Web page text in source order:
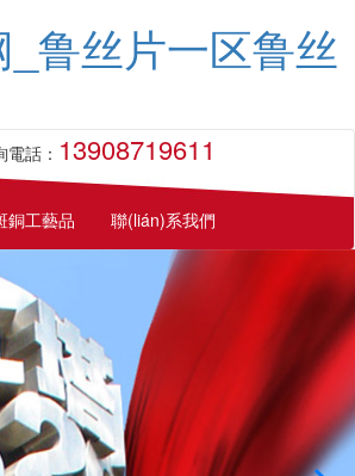
鲁丝片一区鲁丝
電話： 13908719611
銅工藝品 聯(lián)系我們